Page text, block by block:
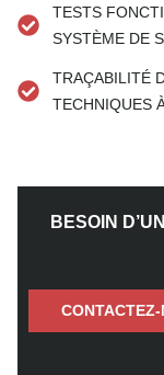
TESTS
SYSTÈME DE
TRAÇABILITÉ
TECHNIQUES
BESOIN
CONTACTEZ-